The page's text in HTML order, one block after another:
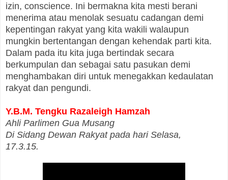
izin, conscience. Ini bermakna kita mesti berani
menerima atau menolak sesuatu cadangan demi
kepentingan rakyat yang kita wakili walaupun
mungkin bertentangan dengan kehendak parti kita.
Dalam pada itu kita juga bertindak secara
berkumpulan dan sebagai satu pasukan demi
menghambakan diri untuk menegakkan kedaulatan
rakyat dan pengundi.
Y.B.M. Tengku Razaleigh Hamzah
Ahli Parlimen Gua Musang
Di Sidang Dewan Rakyat pada hari Selasa,
17.3.15.